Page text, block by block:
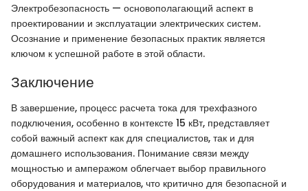
Электробезопасность — основополагающий аспект в
проектировании и эксплуатации электрических систем.
Осознание и применение безопасных практик является
ключом к успешной работе в этой области.
Заключение
В завершение, процесс расчета тока для трехфазного
подключения, особенно в контексте 15 кВт, представляет
собой важный аспект как для специалистов, так и для
домашнего использования. Понимание связи между
мощностью и амперажом облегчает выбор правильного
оборудования и материалов, что критично для безопасной и